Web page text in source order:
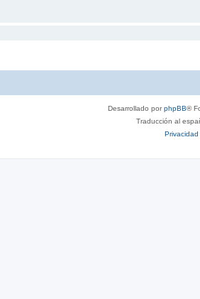
Desarrollado porphpBB®
Traducción al
Privacidad